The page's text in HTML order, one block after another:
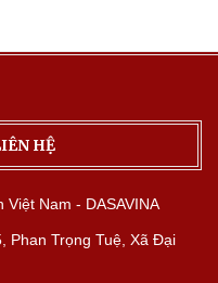
HỆ
Nam - DASAVINA
Phan Trọng Tuệ, Xã Đại